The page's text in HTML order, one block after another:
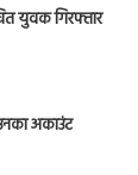
युवक गिरफ्तार
अकाउंट